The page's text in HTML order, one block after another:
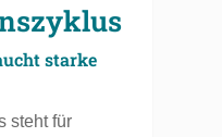
starke
steht für